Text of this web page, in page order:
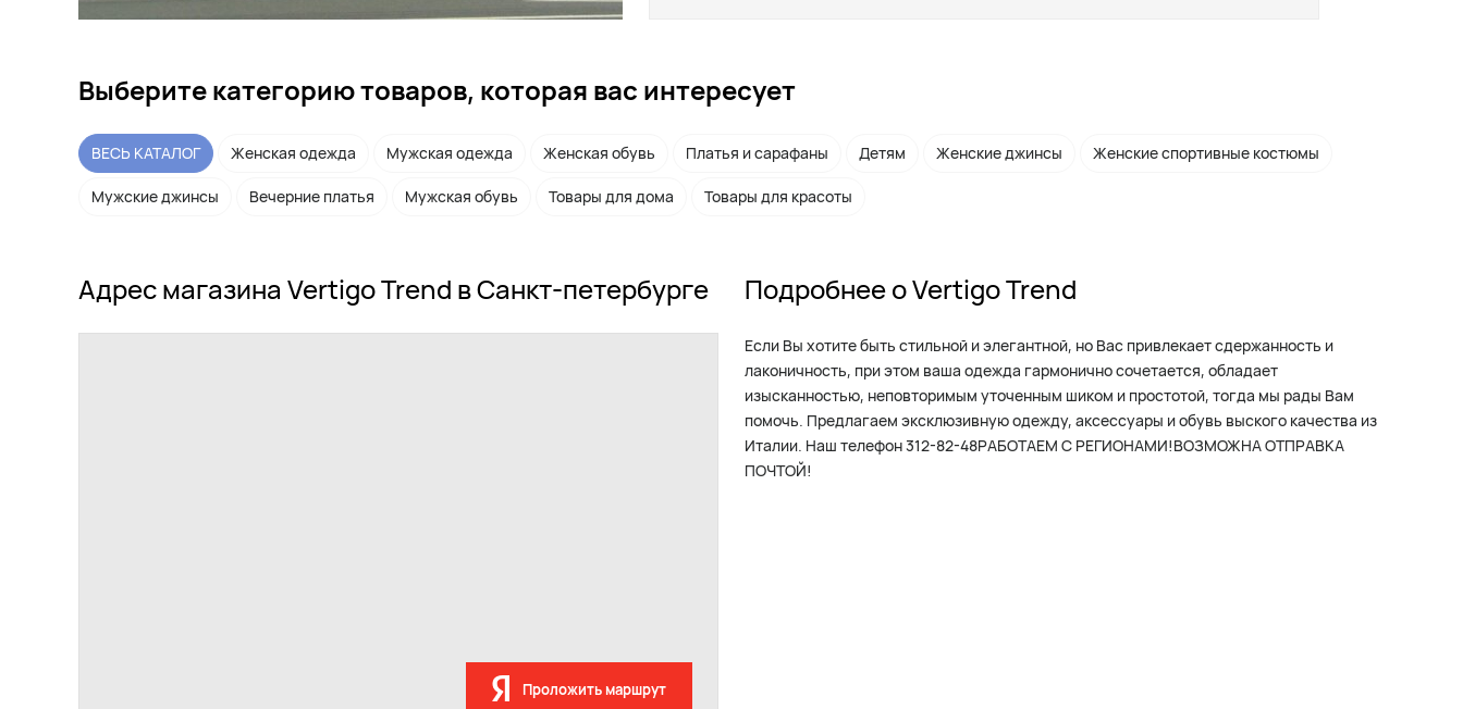
Выберите категорию товаров, которая вас интересует
ВЕСЬ КАТАЛОГ Женская одежда Мужская одежда Женская обувь Платья и сарафаны Детям Женские джинсы Женские спортивные костюмы
Мужские джинсы Вечерние платья Мужская обувь Товары для дома Товары для красоты
Адрес магазина Vertigo Trend в Санкт-петербурге
Проложить маршрут
Подробнее о Vertigo Trend
Если Вы хотите быть стильной и элегантной, но Вас привлекает сдержанность и
лаконичность, при этом ваша одежда гармонично сочетается, обладает
изысканностью, неповторимым уточенным шиком и простотой, тогда мы рады Вам
помочь. Предлагаем эксклюзивную одежду, аксессуары и обувь выского качества из
Италии. Наш телефон 312-82-48РАБОТАЕМ С РЕГИОНАМИ!ВОЗМОЖНА ОТПРАВКА
ПОЧТОЙ!